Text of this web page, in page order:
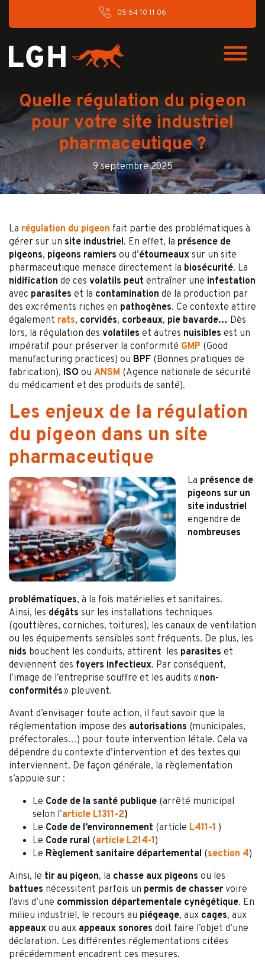
05 64 10 11 06
Quelle régulation du pigeon
pour votre site industriel
pharmaceutique ?
9 septembre 2025
La régulation du pigeon fait partie des problématiques à
gérer sur un site industriel. En effet, la présence de
pigeons, pigeons ramiers ou d’étourneaux sur un site
pharmaceutique menace directement la biosécurité. La
nidification de ces volatils peut entraîner une infestation
avec parasites et la contamination de la production par
des excréments riches en pathogènes. Ce contexte attire
également rats, corvidés, corbeaux, pie bavarde… Dès
lors, la régulation des volatiles et autres nuisibles est un
impératif pour préserver la conformité GMP (Good
manufacturing practices) ou BPF (Bonnes pratiques de
fabrication), ISO ou ANSM (Agence nationale de sécurité
du médicament et des produits de santé).
Les enjeux de la régulation
du pigeon dans un site
pharmaceutique
La présence de
pigeons sur un
site industriel
engendre de
nombreuses
problématiques, à la fois matérielles et sanitaires.
Ainsi, les dégâts sur les installations techniques
(gouttières, corniches, toitures), les canaux de ventilation
ou les équipements sensibles sont fréquents. De plus, les
nids bouchent les conduits, attirent les parasites et
deviennent des foyers infectieux. Par conséquent,
l’image de l’entreprise souffre et les audits «non-
conformités» pleuvent.
Avant d’envisager toute action, il faut savoir que la
réglementation impose des autorisations (municipales,
préfectorales…) pour toute intervention létale. Cela va
dépendre du contexte d’intervention et des textes qui
interviennent. De façon générale, la règlementation
s’appuie sur :
Le Code de la santé publique (arrêté municipal
selon l’article L1311-2)
Le Code de l’environnement (article L411-1 )
Le Code rural (article L214-1)
Le Règlement sanitaire départemental (section 4)
Ainsi, le tir au pigeon, la chasse aux pigeons ou les
battues nécessitent parfois un permis de chasser voire
l’avis d’une commission départementale cynégétique. En
milieu industriel, le recours au piégeage, aux cages, aux
appeaux ou aux appeaux sonores doit faire l’objet d’une
déclaration. Les différentes réglementations citées
précédemment encadrent ces mesures.